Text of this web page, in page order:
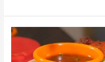
Nasi
Bukhari
Chef